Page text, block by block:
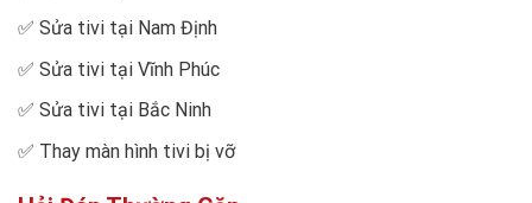
✅ Sửa tivi tại Nam Định
✅ Sửa tivi tại Vĩnh Phúc
✅ Sửa tivi tại Bắc Ninh
✅ Thay màn hình tivi bị vỡ